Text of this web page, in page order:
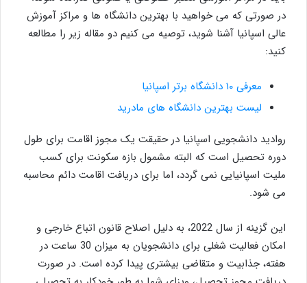
در صورتی که می خواهید با بهترین دانشگاه ها و مراکز آموزش
عالی اسپانیا آشنا شوید، توصیه می کنیم دو مقاله زیر را مطالعه
کنید:
معرفی ۱۰ دانشگاه برتر اسپانیا
لیست بهترین دانشگاه های مادرید
روادید دانشجویی اسپانیا در حقیقت یک مجوز اقامت برای طول
دوره تحصیل است که البته مشمول بازه سکونت برای کسب
ملیت اسپانیایی نمی گردد، اما برای دریافت اقامت دائم محاسبه
می شود.
این گزینه از سال 2022، به دلیل اصلاح قانون اتباع خارجی و
امکان فعالیت شغلی برای دانشجویان به میزان 30 ساعت در
هفته، جذابیت و متقاضی بیشتری پیدا کرده است. در صورت